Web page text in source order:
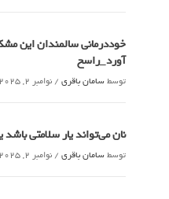
خوددرمانی سالمندان این
آورد_راسخ
توسطسامان باقری / نوامبر 2, 2025
نان می‌تواند یار سلامتی
توسطسامان باقری / نوامبر 2, 2025